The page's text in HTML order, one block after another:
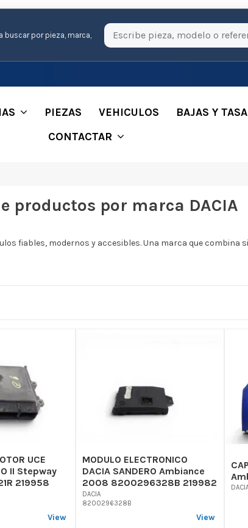
buscar por pieza, marca,
PIEZAS VEHICULOS
BAJAS Y
CONTACTAR
productos por marca DACIA
fiables, modernos y accesibles. Una marca que
UCE
II Stepway
219958
View
MODULO ELECTRONICO
DACIA SANDERO Ambiance
2008 8200296328B 219982
DACIA
8200296328B
View